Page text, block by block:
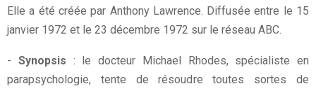
Elle a été créée par Anthony Lawrence. Diffusée entre le 15
janvier 1972 et le 23 décembre 1972 sur le réseau ABC.
- Synopsis : le docteur Michael Rhodes, spécialiste en
parapsychologie, tente de résoudre toutes sortes de